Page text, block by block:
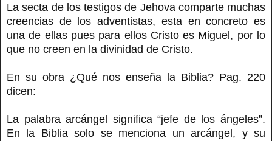
La secta de los testigos de Jehova comparte muchas
creencias de los adventistas, esta en concreto es
una de ellas pues para ellos Cristo es Miguel, por lo
que no creen en la divinidad de Cristo.
En su obra ¿Qué nos enseña la Biblia? Pag. 220
dicen:
La palabra arcángel significa “jefe de los ángeles”.
En la Biblia solo se menciona un arcángel, y su